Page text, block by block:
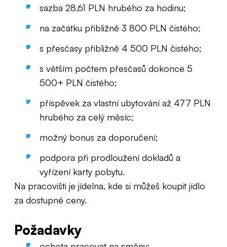
sazba 28,61 PLN hrubého za hodinu;
na začátku přibližně 3 800 PLN čistého;
s přesčasy přibližně 4 500 PLN čistého;
s větším počtem přesčasů dokonce 5
500+ PLN čistého;
příspěvek za vlastní ubytování až 477 PLN
hrubého za celý měsíc;
možný bonus za doporučení;
podpora při prodloužení dokladů a
vyřízení karty pobytu.
Na pracovišti je jídelna, kde si můžeš koupit jídlo
za dostupné ceny.
Požadavky